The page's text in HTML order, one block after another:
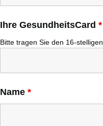
Ihre GesundheitsCard *
Bitte tragen Sie den 16-stelligen
Name *